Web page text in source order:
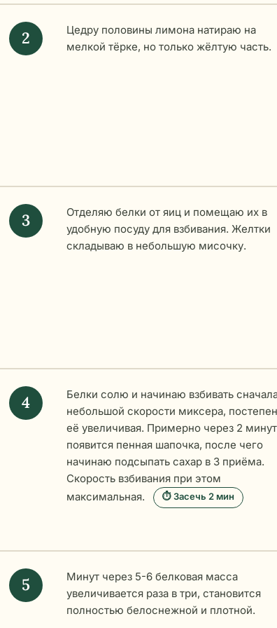
Цедру половины лимона натираю на
мелкой тёрке, но только жёлтую часть.
Отделяю белки от яиц и помещаю их в
удобную посуду для взбивания. Желтки
складываю в небольшую мисочку.
Белки солю и начинаю взбивать
небольшой скорости миксера,
её увеличивая. Примерно через 2
появится пенная шапочка, после чего
начинаю подсыпать сахар в 3 приёма.
Скорость взбивания при этом
максимальная.
⏱ Засечь 2 мин
Минут через 5-6 белковая масса
увеличивается раза в три, становится
полностью белоснежной и плотной.